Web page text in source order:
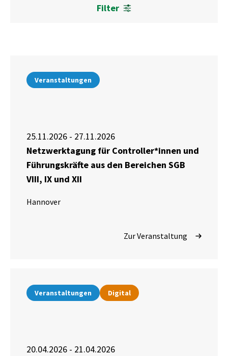
Filter
Veranstaltungen
25.11.2026 - 27.11.2026
Netzwerktagung für Controller*innen und
Führungskräfte aus den Bereichen SGB
VIII, IX und XII
Hannover
Zur Veranstaltung
Veranstaltungen Digital
20.04.2026 - 21.04.2026